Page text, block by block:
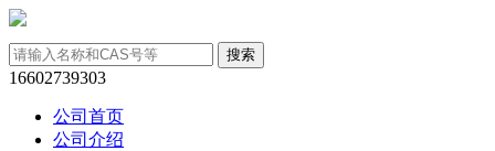
16602739303
公司首页
公司介绍